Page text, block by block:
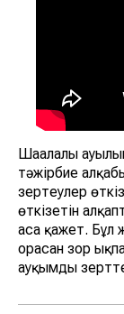
Шағалалы
тәжірбие
зертеулер
өткізетін
аса қажет. Бұл
орасан зор
ауқымды